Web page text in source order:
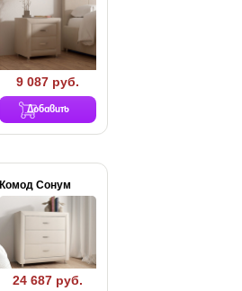
9 087 руб.
Добавить
Комод Сонум
24 687 руб.